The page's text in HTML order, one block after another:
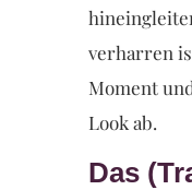
verharren
Moment
Look ab.
Das